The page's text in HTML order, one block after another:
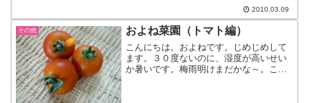
2010.03.09
その他 およね菜園（トマト編）
こんにちは。およねです。じめじめして
ます。３０度ないのに、湿度が高いせい
か暑いです。梅雨明けまだかな～。この